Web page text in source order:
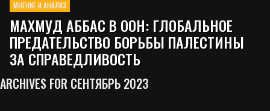
МНЕНИЕ И АНАЛИЗ
МАХМУД АББАС В ООН: ГЛОБАЛЬНОЕ
ПРЕДАТЕЛЬСТВО БОРЬБЫ ПАЛЕСТИНЫ
ЗА СПРАВЕДЛИВОСТЬ
ARCHIVES FOR СЕНТЯБРЬ 2023